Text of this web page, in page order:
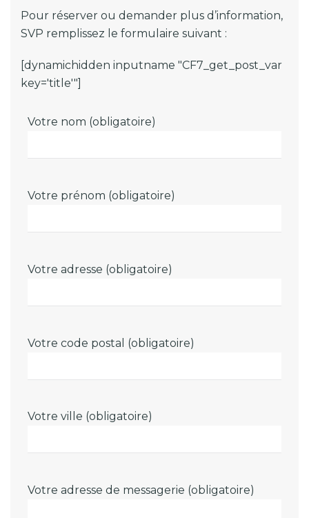
Pour réserver ou demander plus d’information,
SVP remplissez le formulaire suivant :
[dynamichidden inputname "CF7_get_post_var
key='title'"]
Votre nom (obligatoire)
Votre prénom (obligatoire)
Votre adresse (obligatoire)
Votre code postal (obligatoire)
Votre ville (obligatoire)
Votre adresse de messagerie (obligatoire)